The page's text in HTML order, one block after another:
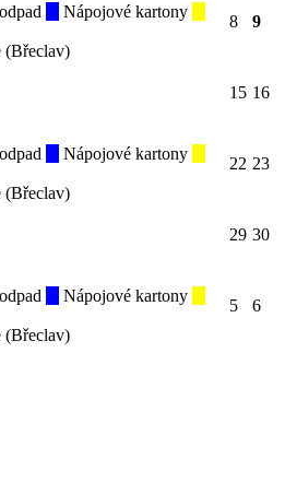
Nápojové kartony
(Břeclav)
8 9
15 16
Nápojové kartony
(Břeclav)
22 23
29 30
Nápojové kartony
(Břeclav)
5 6